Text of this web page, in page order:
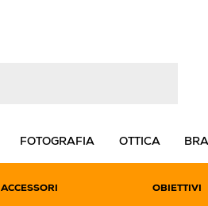
FOTOGRAFIA OTTICA
ACCESSORI OBIETTIVI